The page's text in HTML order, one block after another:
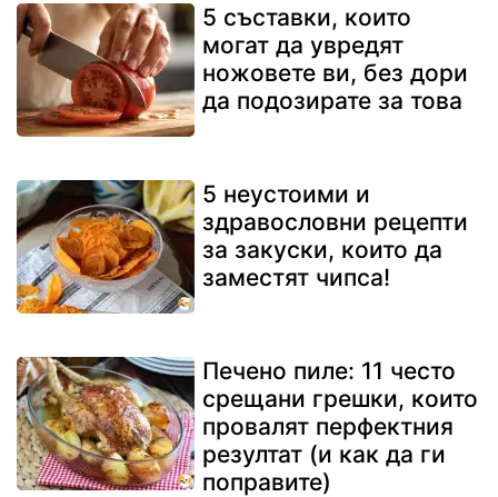
5 съставки, които
могат да увредят
ножовете ви, без дори
да подозирате за това
5 неустоими и
здравословни рецепти
за закуски, които да
заместят чипса!
Печено пиле: 11 често
срещани грешки, които
провалят перфектния
резултат (и как да ги
поправите)